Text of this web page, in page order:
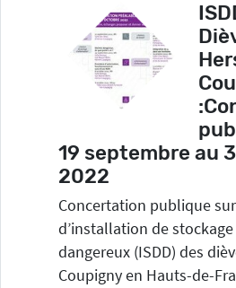
19 septembre au
2022
Concertation publique
d’installation de
dangereux (ISDD) des
Coupigny en Hauts-de-